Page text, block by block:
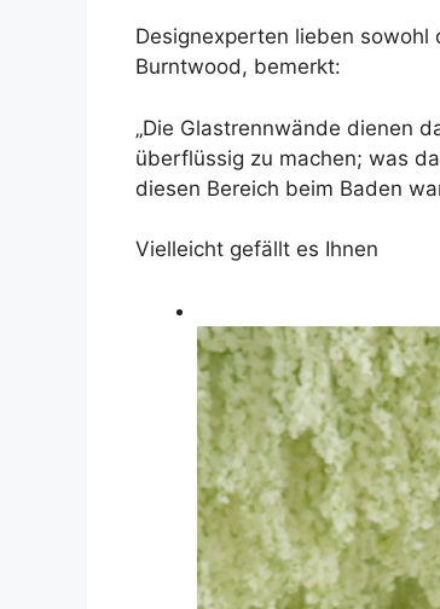
Designexperten lieben sowohl
Burntwood, bemerkt:
„Die Glastrennwände dienen
überflüssig zu machen; was
diesen Bereich beim Baden
Vielleicht gefällt es Ihnen